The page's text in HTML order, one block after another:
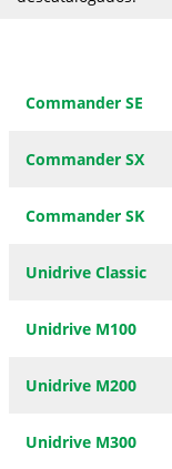
Commander SE
Commander SX
Commander SK
Unidrive Classic
Unidrive M100
Unidrive M200
Unidrive M300